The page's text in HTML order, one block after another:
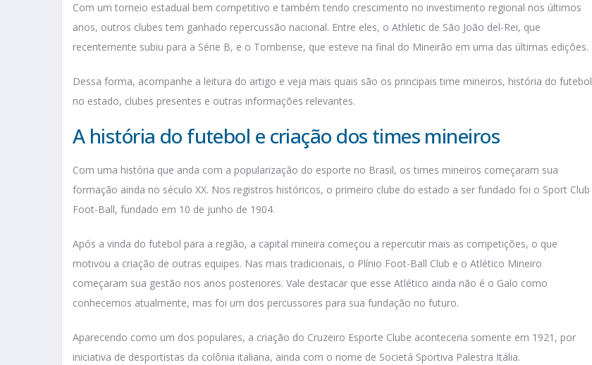
Com um torneio estadual bem competitivo e também tendo crescimento no investimento regional nos últimos
anos, outros clubes tem ganhado repercussão nacional. Entre eles, o Athletic de São João del-Rei, que
recentemente subiu para a Série B, e o Tombense, que esteve na final do Mineirão em uma das últimas edições.
Dessa forma, acompanhe a leitura do artigo e veja mais quais são os principais time mineiros, história do futebol
no estado, clubes presentes e outras informações relevantes.
A história do futebol e criação dos times mineiros
Com uma história que anda com a popularização do esporte no Brasil, os times mineiros começaram sua
formação ainda no século XX. Nos registros históricos, o primeiro clube do estado a ser fundado foi o Sport Club
Foot-Ball, fundado em 10 de junho de 1904.
Após a vinda do futebol para a região, a capital mineira começou a repercutir mais as competições, o que
motivou a criação de outras equipes. Nas mais tradicionais, o Plínio Foot-Ball Club e o Atlético Mineiro
começaram sua gestão nos anos posteriores. Vale destacar que esse Atlético ainda não é o Galo como
conhecemos atualmente, mas foi um dos percussores para sua fundação no futuro.
Aparecendo como um dos populares, a criação do Cruzeiro Esporte Clube aconteceria somente em 1921, por
iniciativa de desportistas da colônia italiana, ainda com o nome de Societá Sportiva Palestra Itália.